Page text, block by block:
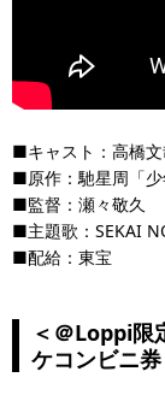
■キャスト：高橋
■原作：馳星周「少
■監督：瀬々敬久
■主題歌：SEKAI
■配給：東宝
＜＠Loppi限
ケコンビニ券